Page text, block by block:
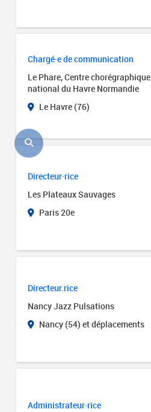
Chargé·e de communication
Le Phare, Centre chorégraphique
national du Havre Normandie
Le Havre (76)
Directeur·rice
Les Plateaux Sauvages
Paris 20e
Directeur.rice
Nancy Jazz Pulsations
Nancy (54) et déplacements
Administrateur·rice